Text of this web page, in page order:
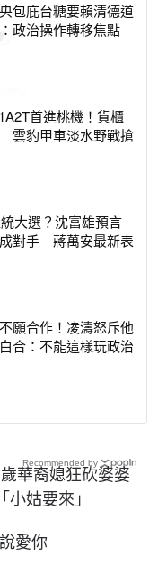
包庇台糖要賴清德道
政治操作轉移焦點
首進桃機！貨櫃
雲豹甲車淡水野戰搶
大選？沈富雄預言
成對手 蔣萬安最新表
願合作！凌濤怒斥他
合：不能這樣玩政治
華裔媳狂砍婆婆
姑要來」
愛你
Recommended by